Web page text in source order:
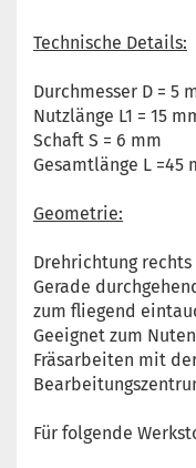
Technische Details:
Durchmesser D = 5
Nutzlänge L1 = 15
Schaft S = 6 mm
Gesamtlänge L =45
Geometrie:
Drehrichtung rechts
Gerade
zum fliegend
Geeignet zum
Fräsarbeiten mit
Für folgende